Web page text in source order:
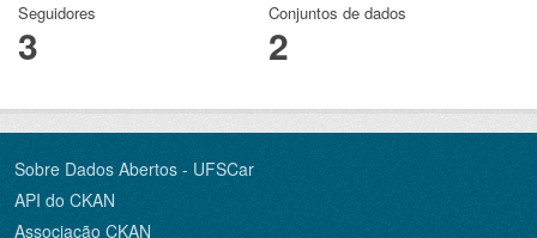
Seguidores
3
Conjuntos de dados
2
Sobre Dados Abertos - UFSCar
API do CKAN
Associação CKAN